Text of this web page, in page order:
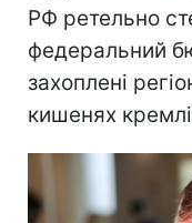
РФ ретельно
федеральний
захоплені
кишенях